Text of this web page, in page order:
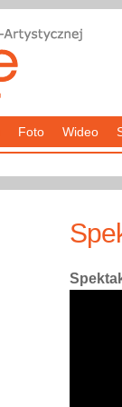
Foto Wideo